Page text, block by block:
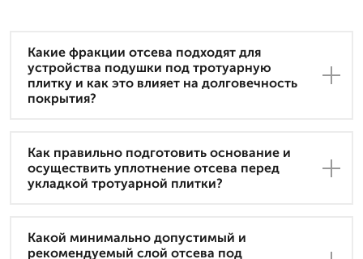
Какие фракции отсевa подходят для
устройства подушки под тротуарную
плитку и как это влияет на долговечность
покрытия?
Как правильно подготовить основание и
осуществить уплотнение отсева перед
укладкой тротуарной плитки?
Какой минимально допустимый и
рекомендуемый слой отсева под